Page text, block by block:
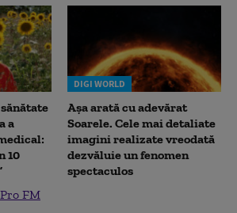
a
10
FM
DIGI WORLD
Așa arată cu adevărat
Soarele. Cele mai detaliate
imagini realizate vreodată
dezvăluie un fenomen
spectaculos